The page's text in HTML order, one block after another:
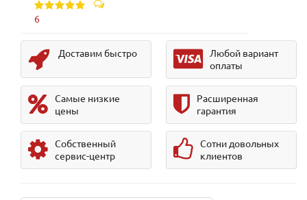
6
Доставим быстро
Любой вариант
оплаты
Самые низкие
цены
Расширенная
гарантия
Собственный
сервис-центр
Сотни довольных
клиентов